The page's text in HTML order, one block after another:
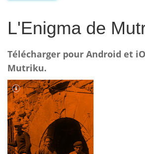
L'Enigma de
Télécharger pour Android et
Mutriku.